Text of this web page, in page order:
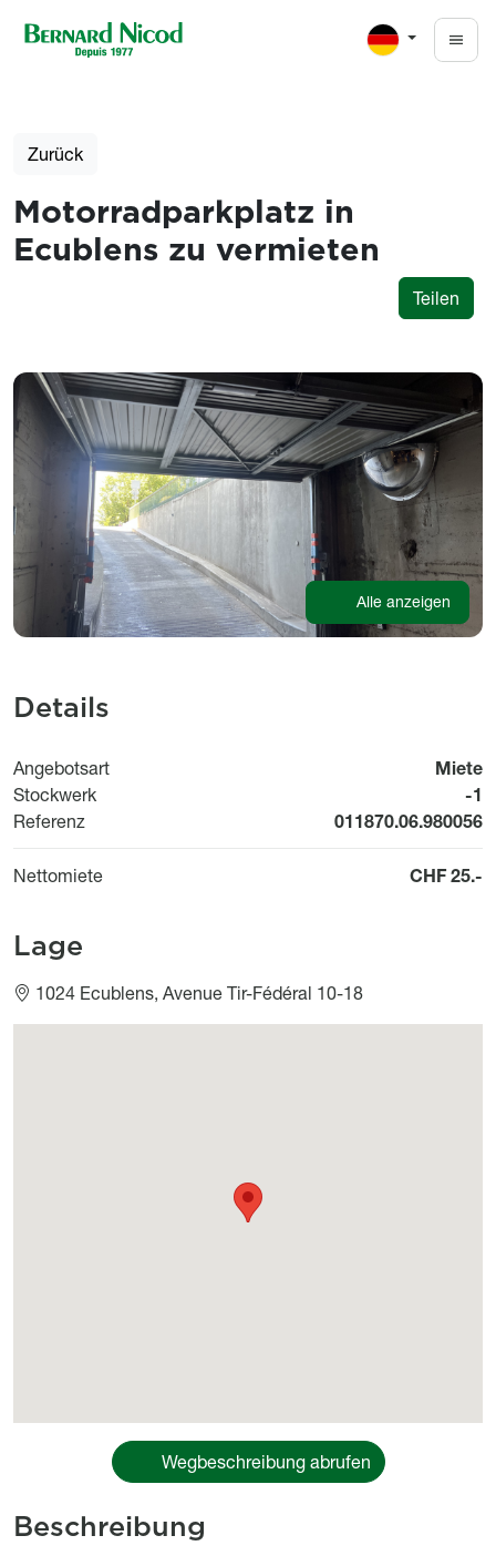
Zurück
Motorradparkplatz in
Ecublens zu vermieten
Teilen
Photos
Alle anzeigen
Details
Angebotsart
Miete
Stockwerk
-1
Referenz
011870.06.980056
Nettomiete CHF 25.-
Lage
1024 Ecublens, Avenue Tir-Fédéral 10-18
Wegbeschreibung abrufen
Beschreibung